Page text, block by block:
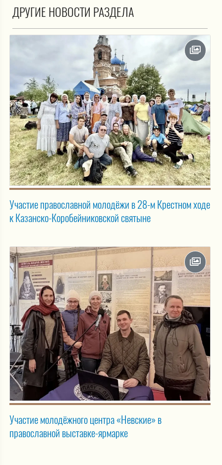
ДРУГИЕ НОВОСТИ РАЗДЕЛА
Участие православной молодёжи в 28-м Крестном ходе
к Казанско-Коробейниковской святыне
Участие молодёжного центра «Невские» в
православной выставке-ярмарке